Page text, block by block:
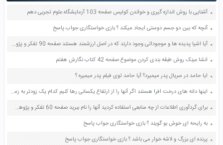
آشنایی با روش اندازه گیری و خواندن کولیس صفحه 103 آزمایشگاه علوم تجربی دهم
آنچه که بین دو جسم دوستی ایجاد میکند ؟ بازی خواستگاری جواب پاسخ
آیا اشیا پدیده ها و موجوداتی وجود دارند که در اصل ارزشمند هستند صفحه 90 تفکر و پژوهش ششم
انشا عینک روش طبقه بندی كردن موضوع صفحه 42 کتاب نگارش هفتم
ایا حامد در سریال پدر میمیرد؟ آیا حامد توی فیلم پدر میمیره ؟
اینها دانه های درخت افرا هستند اگر آنها را از ارتفاع یکسانی رها کنیم کدام یک زودتر به زمین می رسد چرا صفحه 6 علوم پنجم
برای گردآوری اطلاعات از چه منابعی استفاده کردید آنها را نام ببرید صفحه 60 تفکر و پژوهش ششم
به رایحه ای خوش بو گویند ؟ بازی خواستگاری جواب پاسخ
پرنده ای بزرگ و لاشه خوار می باشد ؟ بازی خواستگاری جواب پاسخ